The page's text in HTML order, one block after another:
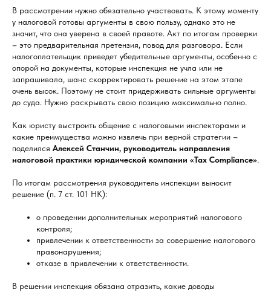
В рассмотрении нужно обязательно участвовать. К этому моменту
у налоговой готовы аргументы в свою пользу, однако это не
значит, что она уверена в своей правоте. Акт по итогам проверки
– это предварительная претензия, повод для разговора. Если
налогоплательщик приведет убедительные аргументы, особенно с
опорой на документы, которые инспекция не учла или не
запрашивала, шанс скорректировать решение на этом этапе
очень высок. Поэтому не стоит придерживать сильные аргументы
до суда. Нужно раскрывать свою позицию максимально полно.
Как юристу выстроить общение с налоговыми инспекторами и
какие преимущества можно извлечь при верной стратегии –
поделился Алексей Станчин, руководитель направления
налоговой практики юридической компании «Tax Compliance».
По итогам рассмотрения руководитель инспекции выносит
решение (п. 7 ст. 101 НК):
о проведении дополнительных мероприятий налогового
контроля;
привлечении к ответственности за совершение налогового
правонарушения;
отказе в привлечении к ответственности.
В решении инспекция обязана отразить, какие доводы